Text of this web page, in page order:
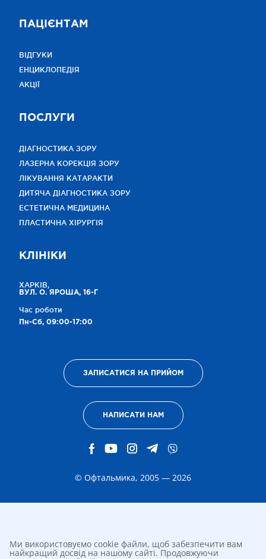
ПАЦІЄНТАМ
ВІДГУКИ
ЕНЦИКЛОПЕДІЯ
АКЦІЇ
ПОСЛУГИ
ДІАГНОСТИКА ЗОРУ
ЛАЗЕРНА КОРЕКЦІЯ ЗОРУ
ЛІКУВАННЯ КАТАРАКТИ
ДИТЯЧА ДІАГНОСТИКА ЗОРУ
ЕСТЕТИЧНА МЕДИЦИНА
ПЛАСТИЧНА ХІРУРГІЯ
КЛІНІКИ
ХАРКІВ,
ВУЛ. О. ЯРОША, 16-Г
Час роботи
Пн-Сб, 09:00-17:00
ЗАПИСАТИСЯ НА ПРИЙОМ
НАПИСАТИ НАМ
© Офтальмика, 2005 — 2026
Ми використовуємо cookie файли, щоб забезпечити вам
найкращий досвід на нашому сайті. Продовжуючи